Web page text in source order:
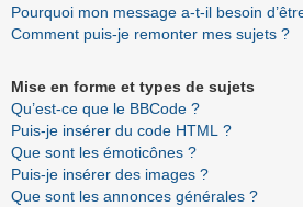
Pourquoi mon message a-t-il besoin
Comment puis-je remonter mes sujets ?
Mise en forme et types de sujets
Qu’est-ce que le BBCode ?
Puis-je insérer du code HTML ?
Que sont les émoticônes ?
Puis-je insérer des images ?
Que sont les annonces générales ?